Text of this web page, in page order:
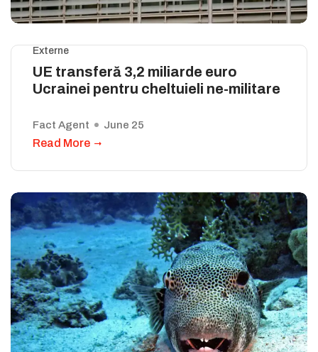
Externe
UE transferă 3,2 miliarde euro
Ucrainei pentru cheltuieli ne-militare
Fact Agent June 25
Read More